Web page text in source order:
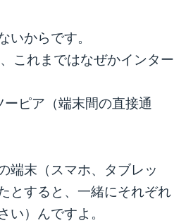
からです。
これまではなぜかインター
ピア（端末間の直接通
端末（スマホ、タブレッ
とすると、一緒にそれぞれ
）んですよ。